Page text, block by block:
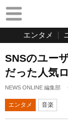
エンタメ
SNSのユー
だった人気
NEWS ONLINE 編集部
エンタメ 音楽